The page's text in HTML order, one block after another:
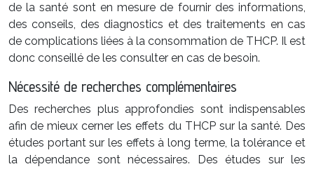
de la santé sont en mesure de fournir des informations,
des conseils, des diagnostics et des traitements en cas
de complications liées à la consommation de THCP. Il est
donc conseillé de les consulter en cas de besoin.
Nécessité de recherches complémentaires
Des recherches plus approfondies sont indispensables
afin de mieux cerner les effets du THCP sur la santé. Des
études portant sur les effets à long terme, la tolérance et
la dépendance sont nécessaires. Des études sur les